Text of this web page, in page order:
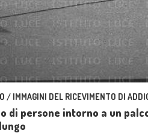
/ IMMAGINI DEL RICEVIMENTO DI
di persone intorno a un